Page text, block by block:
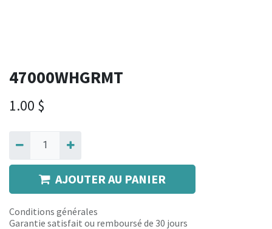
47000WHGRMT
1.00 $
AJOUTER AU PANIER
Conditions générales
Garantie satisfait ou remboursé de 30 jours